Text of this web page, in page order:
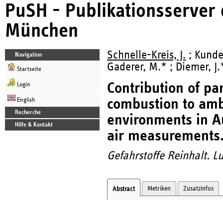
PuSH -
München
Navigation
Startseite
Login
English
Recherche
Hilfe & Kontakt
Schnelle-Kreis, J. ;
Gaderer, M.* ; Diemer,
Contribution of
combustion to
environments in
air
Gefahrstoffe Reinhalt.
Abstract Metriken Zusatzinfos